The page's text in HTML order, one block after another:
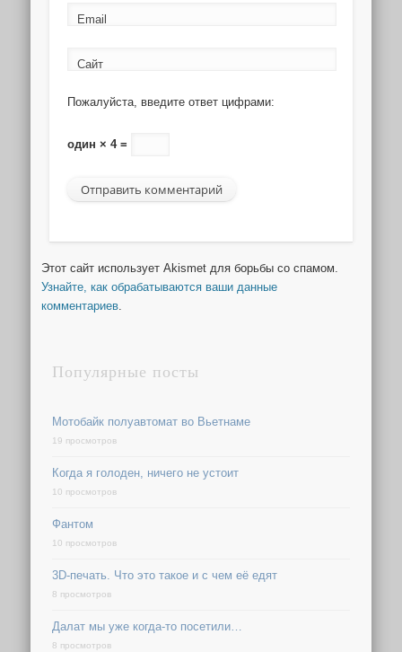
Email
Сайт
Пожалуйста, введите ответ цифрами:
один × 4 =
Этот сайт использует Akismet для борьбы со спамом.
Узнайте, как обрабатываются ваши данные
комментариев.
Популярные посты
Мотобайк полуавтомат во Вьетнаме
19 просмотров
Когда я голоден, ничего не устоит
10 просмотров
Фантом
10 просмотров
3D-печать. Что это такое и с чем её едят
8 просмотров
Далат мы уже когда-то посетили…
8 просмотров